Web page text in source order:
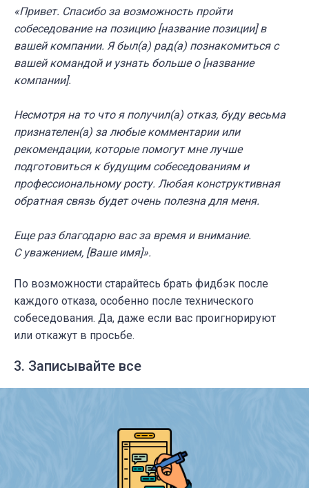
«Привет. Спасибо за возможность пройти
собеседование на позицию [название позиции] в
вашей компании. Я был(а) рад(а) познакомиться с
вашей командой и узнать больше о [название
компании].
Несмотря на то что я получил(а) отказ, буду весьма
признателен(а) за любые комментарии или
рекомендации, которые помогут мне лучше
подготовиться к будущим собеседованиям и
профессиональному росту. Любая конструктивная
обратная связь будет очень полезна для меня.
Еще раз благодарю вас за время и внимание.
С уважением, [Ваше имя]».
По возможности старайтесь брать фидбэк после
каждого отказа, особенно после технического
собеседования. Да, даже если вас проигнорируют
или откажут в просьбе.
3. Записывайте все